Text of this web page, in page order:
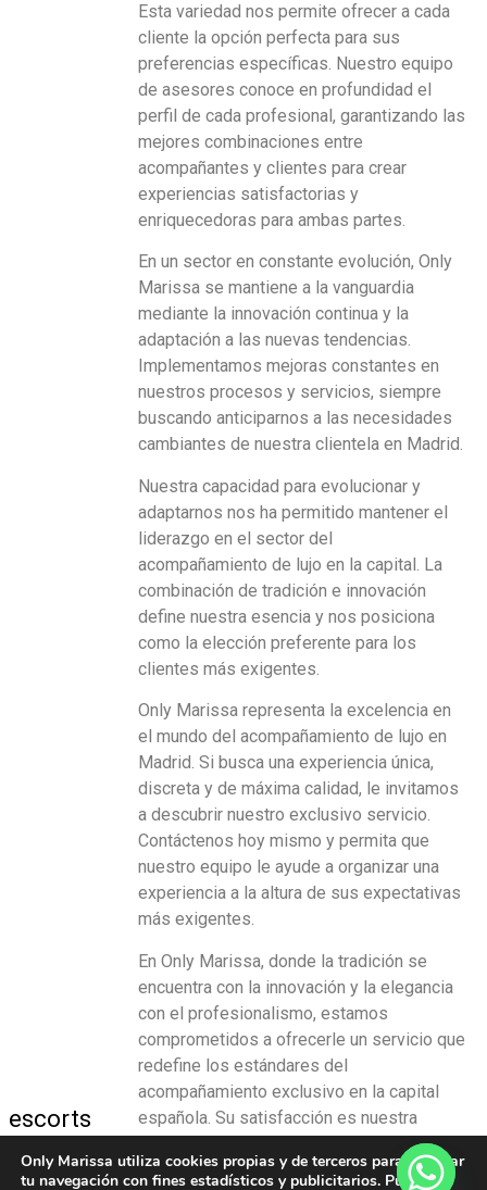
escorts
marissa
Esta variedad nos permite ofrecer a cada
cliente la opción perfecta para sus
preferencias específicas. Nuestro equipo
de asesores conoce en profundidad el
perfil de cada profesional, garantizando las
mejores combinaciones entre
acompañantes y clientes para crear
experiencias satisfactorias y
enriquecedoras para ambas partes.
En un sector en constante evolución, Only
Marissa se mantiene a la vanguardia
mediante la innovación continua y la
adaptación a las nuevas tendencias.
Implementamos mejoras constantes en
nuestros procesos y servicios, siempre
buscando anticiparnos a las necesidades
cambiantes de nuestra clientela en Madrid.
Nuestra capacidad para evolucionar y
adaptarnos nos ha permitido mantener el
liderazgo en el sector del
acompañamiento de lujo en la capital. La
combinación de tradición e innovación
define nuestra esencia y nos posiciona
como la elección preferente para los
clientes más exigentes.
Only Marissa representa la excelencia en
el mundo del acompañamiento de lujo en
Madrid. Si busca una experiencia única,
discreta y de máxima calidad, le invitamos
a descubrir nuestro exclusivo servicio.
Contáctenos hoy mismo y permita que
nuestro equipo le ayude a organizar una
experiencia a la altura de sus expectativas
más exigentes.
En Only Marissa, donde la tradición se
encuentra con la innovación y la elegancia
con el profesionalismo, estamos
comprometidos a ofrecerle un servicio que
redefine los estándares del
acompañamiento exclusivo en la capital
española. Su satisfacción es nuestra
Only Marissa utiliza cookies propias y de terceros para analizar
tu navegación con fines estadísticos y publicitarios. Puedes